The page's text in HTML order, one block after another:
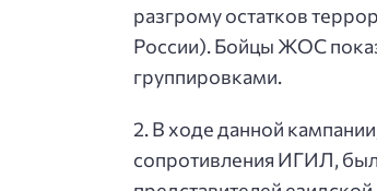
разгрому остатков
России). Бойцы ЖОС
группировками.
2. В ходе данной
сопротивления ИГИЛ,